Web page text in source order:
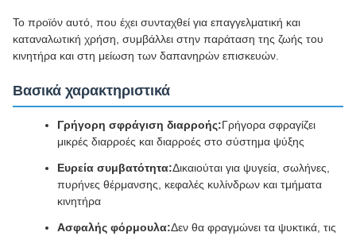
Το προϊόν αυτό, που έχει συνταχθεί για επαγγελματική και
καταναλωτική χρήση, συμβάλλει στην παράταση της ζωής του
κινητήρα και στη μείωση των δαπανηρών επισκευών.
Βασικά χαρακτηριστικά
Γρήγορη σφράγιση διαρροής:Γρήγορα σφραγίζει
μικρές διαρροές και διαρροές στο σύστημα ψύξης
Ευρεία συμβατότητα:Δικαιούται για ψυγεία, σωλήνες,
πυρήνες θέρμανσης, κεφαλές κυλίνδρων και τμήματα
κινητήρα
Ασφαλής φόρμουλα:Δεν θα φραγμώνει τα ψυκτικά, τις